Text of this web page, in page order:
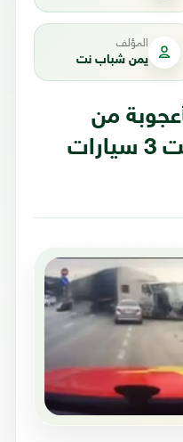
المؤلف
يمن شباب نت
من
شاحنة مسرعة سحقت 3 سيارات